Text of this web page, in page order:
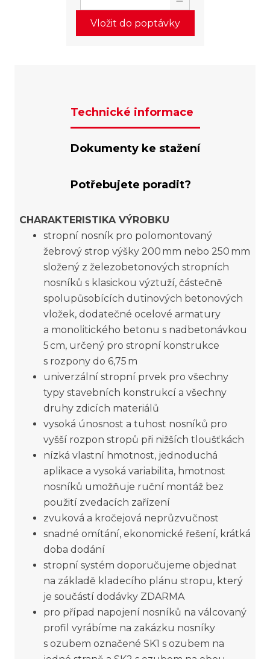
Vložit do poptávky
Technické informace
Dokumenty ke stažení
Potřebujete poradit?
CHARAKTERISTIKA VÝROBKU
stropní nosník pro polomontovaný
žebrový strop výšky 200 mm nebo 250 mm
složený z železobetonových stropních
nosníků s klasickou výztuží, částečně
spolupůsobících dutinových betonových
vložek, dodatečné ocelové armatury
a monolitického betonu s nadbetonávkou
5 cm, určený pro stropní konstrukce
s rozpony do 6,75 m
univerzální stropní prvek pro všechny
typy stavebních konstrukcí a všechny
druhy zdicích materiálů
vysoká únosnost a tuhost nosníků pro
vyšší rozpon stropů při nižších tloušťkách
nízká vlastní hmotnost, jednoduchá
aplikace a vysoká variabilita, hmotnost
nosníků umožňuje ruční montáž bez
použití zvedacích zařízení
zvuková a kročejová neprůzvučnost
snadné omítání, ekonomické řešení, krátká
doba dodání
stropní systém doporučujeme objednat
na základě kladecího plánu stropu, který
je součástí dodávky ZDARMA
pro případ napojení nosníků na válcovaný
profil vyrábíme na zakázku nosníky
s ozubem označené SK1 s ozubem na